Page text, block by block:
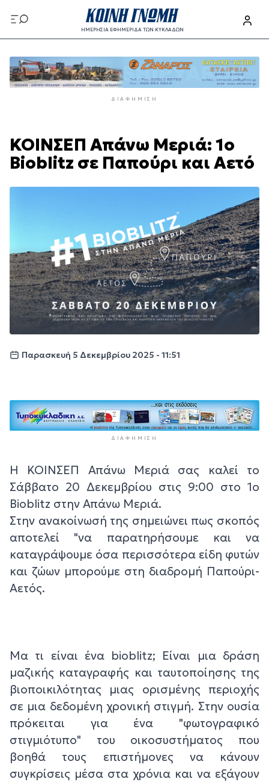
προς
το
περιεχόμενο
ΗΜΕΡΗΣΙΑ ΕΦΗΜΕΡΙΔΑ ΤΩΝ ΚΥΚΛΑΔΩΝ
προς
το
κυρίως
ΔΙΑΦΉΜΙΣΗ
ΚΟΙΝΣΕΠ Απάνω Μεριά: 1ο
Bioblitz σε Παπούρι και Αετό
Παρασκευή 5 Δεκεμβρίου 2025 - 11:51
ΔΙΑΦΉΜΙΣΗ
Η ΚΟΙΝΣΕΠ Απάνω Μεριά σας καλεί το
Σάββατο 20 Δεκεμβρίου στις 9:00 στο 1ο
Bioblitz στην Απάνω Μεριά.
Στην ανακοίνωσή της σημειώνει πως σκοπός
αποτελεί "να παρατηρήσουμε και να
καταγράψουμε όσα περισσότερα είδη φυτών
και ζώων μπορούμε στη διαδρομή Παπούρι-
Αετός.
Μα τι είναι ένα bioblitz; Είναι μια δράση
μαζικής καταγραφής και ταυτοποίησης της
βιοποικιλότητας μιας ορισμένης περιοχής
σε μια δεδομένη χρονική στιγμή. Στην ουσία
πρόκειται για ένα "φωτογραφικό
στιγμιότυπο" του οικοσυστήματος που
βοηθά τους επιστήμονες να κάνουν
συγκρίσεις μέσα στα χρόνια και να εξάγουν